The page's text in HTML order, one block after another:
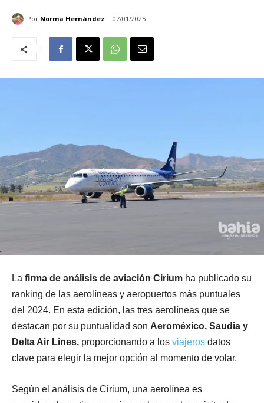
Por Norma Hernández 07/01/2025
La firma de análisis de aviación Cirium ha publicado su
ranking de las aerolíneas y aeropuertos más puntuales
del 2024. En esta edición, las tres aerolíneas que se
destacan por su puntualidad son Aeroméxico, Saudia y
Delta Air Lines, proporcionando a los viajeros datos
clave para elegir la mejor opción al momento de volar.
Según el análisis de Cirium, una aerolínea es